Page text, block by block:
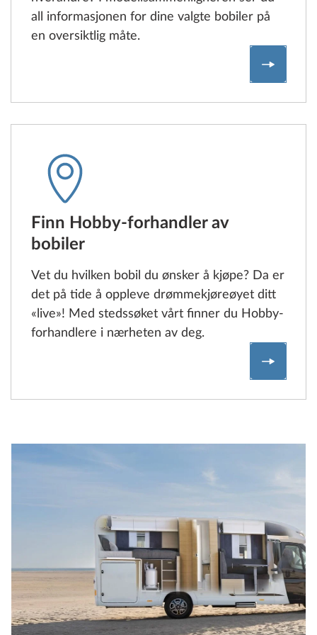
all informasjonen for dine valgte bobiler på
en oversiktlig måte.
Finn Hobby-forhandler av
bobiler
Vet du hvilken bobil du ønsker å kjøpe? Da er
det på tide å oppleve drømmekjøreøyet ditt
«live»! Med stedssøket vårt finner du Hobby-
forhandlere i nærheten av deg.
Finn